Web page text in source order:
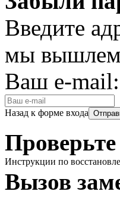
Введите
мы вышлем
Ваш e-mail:
Назад к форме входа
Инструкции по
Вызов